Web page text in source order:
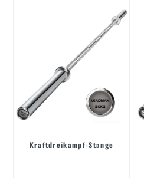
Kraftdreikampf-Stange